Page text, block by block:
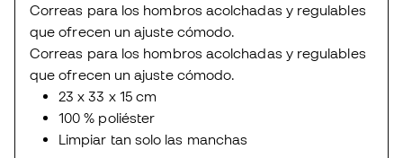
Correas para los hombros acolchadas y regulables
que ofrecen un ajuste cómodo.
Correas para los hombros acolchadas y regulables
que ofrecen un ajuste cómodo.
23 x 33 x 15 cm
100 % poliéster
Limpiar tan solo las manchas